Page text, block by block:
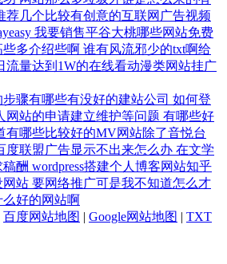
荐几个比较有创意的互联网广告视频
我要销售平谷大桃哪些网站免费
多介绍些啊 谁有风流邪少的txt啊给
流量达到1W的在线看动漫类网站挂广
骤有哪些有没好的建站公司 如何登
网站的申请建立维护等问题 有哪些好
有哪些比较好的MV网站除了音悦台
度联盟广告显示不出来怎么办 在文学
酬 wordpress搭建个人博客网站知乎
网站 要网络推广可是我不知道怎么才
好的网站啊
百度网站地图 | Google网站地图 | TXT